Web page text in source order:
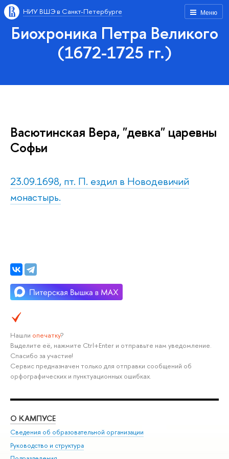
Меню
НИУ ВШЭ в Санкт-Петербурге
Биохроника Петра Великого
(1672-1725 гг.)
Васютинская Вера, "девка" царевны
Софьи
23.09.1698, пт. П. ездил в Новодевичий
монастырь.
Нашли опечатку?
Выделите её, нажмите Ctrl+Enter и отправьте нам уведомление.
Спасибо за участие!
Сервис предназначен только для отправки сообщений об
орфографических и пунктуационных ошибках.
О КАМПУСЕ
Сведения об образовательной организации
Руководство и структура